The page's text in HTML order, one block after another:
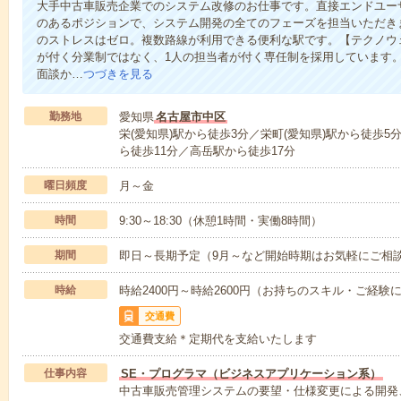
大手中古車販売企業でのシステム改修のお仕事です。直接エンドユ
のあるポジションで、システム開発の全てのフェーズを担当いただ
のストレスはゼロ。複数路線が利用できる便利な駅です。【テクノ
が付く分業制ではなく、1人の担当者が付く専任制を採用しています
面談か… つづきを見る
勤務地 愛知県 名古屋市中区
栄(愛知県)駅から徒歩3分／栄町(愛知県)駅から徒歩5
ら徒歩11分／高岳駅から徒歩17分
曜日頻度 月～金
時間 9:30～18:30（休憩1時間・実働8時間）
期間 即日～長期予定（9月～など開始時期はお気軽にご相
時給 時給2400円～時給2600円（お持ちのスキル・ご経験
交通費
交通費支給＊定期代を支給いたします
仕事内容
SE・プログラマ（ビジネスアプリケーション系）
中古車販売管理システムの要望・仕様変更による開